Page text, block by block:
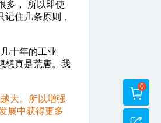
多， 所以即使
住几条原则，
十年的工业
想真是荒唐。我
大。所以增强
展中获得更多
0